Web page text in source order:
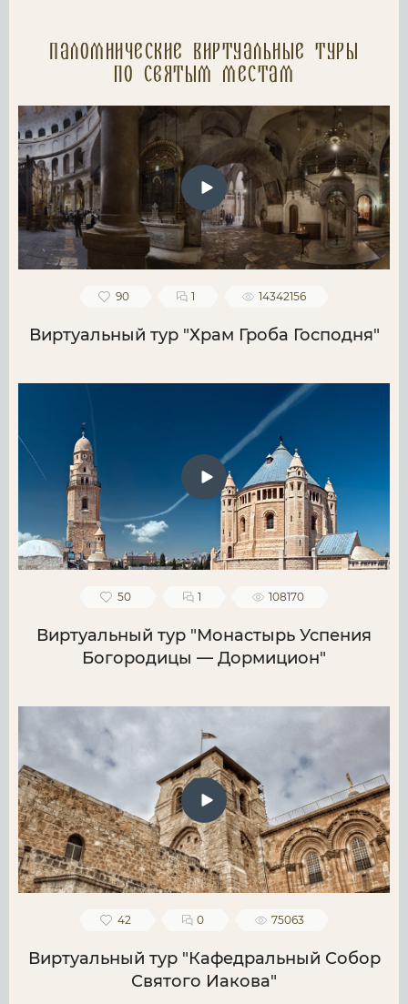
Паломнические Виртуальные туры
по святым местам
90 1 14342156
Виртуальный тур "Храм Гроба Господня"
50 1 108170
Виртуальный тур "Монастырь Успения
Богородицы — Дормицион"
42 0 75063
Виртуальный тур "Кафедральный Собор
Святого Иакова"